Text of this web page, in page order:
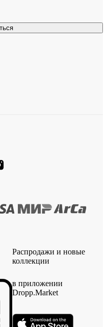
Распродажи и новые
коллекции
в приложении
Dropp.Market